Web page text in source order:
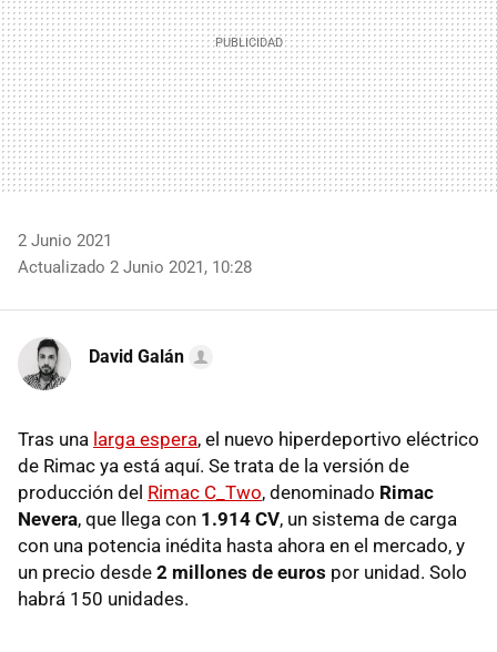
2 Junio 2021
Actualizado 2 Junio 2021, 10:28
David Galán
Tras una larga espera, el nuevo hiperdeportivo eléctrico
de Rimac ya está aquí. Se trata de la versión de
producción del Rimac C_Two, denominado Rimac
Nevera, que llega con 1.914 CV, un sistema de carga
con una potencia inédita hasta ahora en el mercado, y
un precio desde 2 millones de euros por unidad. Solo
habrá 150 unidades.